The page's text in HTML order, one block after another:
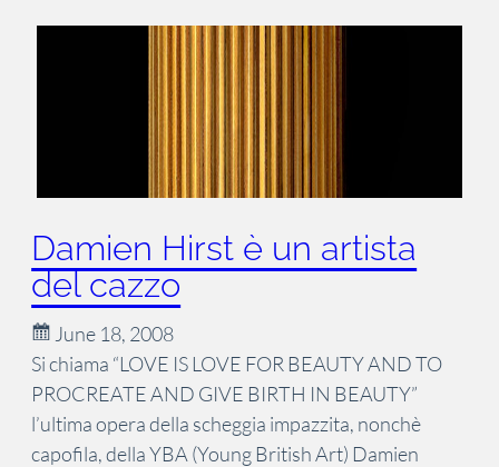
Damien Hirst è un artista
del cazzo
June 18, 2008
Si chiama “LOVE IS LOVE FOR BEAUTY AND TO
PROCREATE AND GIVE BIRTH IN BEAUTY”
l’ultima opera della scheggia impazzita, nonchè
capofila, della YBA (Young British Art) Damien